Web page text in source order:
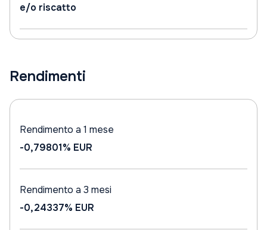
e/o riscatto
Rendimenti
Rendimento a 1 mese
-0,79801% EUR
Rendimento a 3 mesi
-0,24337% EUR